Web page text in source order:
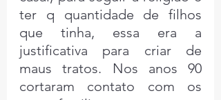
ter q quantidade de filhos
que tinha, essa era a
justificativa para criar de
maus tratos. Nos anos 90
cortaram contato com os